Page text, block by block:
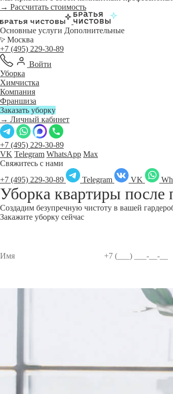
→ Рассчитать стоимость
Основные услуги Дополнительные
Москва
+7 (495) 229-30-89
Войти
Уборка
Химчистка
Компания
Франшиза
Заказать уборку
→ Личный кабинет
+7 (495) 229-30-89
VK Telegram WhatsApp Max
Свяжитесь с нами
+7 (495) 229-30-89
Telegram VK
Уборка квартиры после
Создадим безупречную чистоту в вашей
Закажите уборку сейчас